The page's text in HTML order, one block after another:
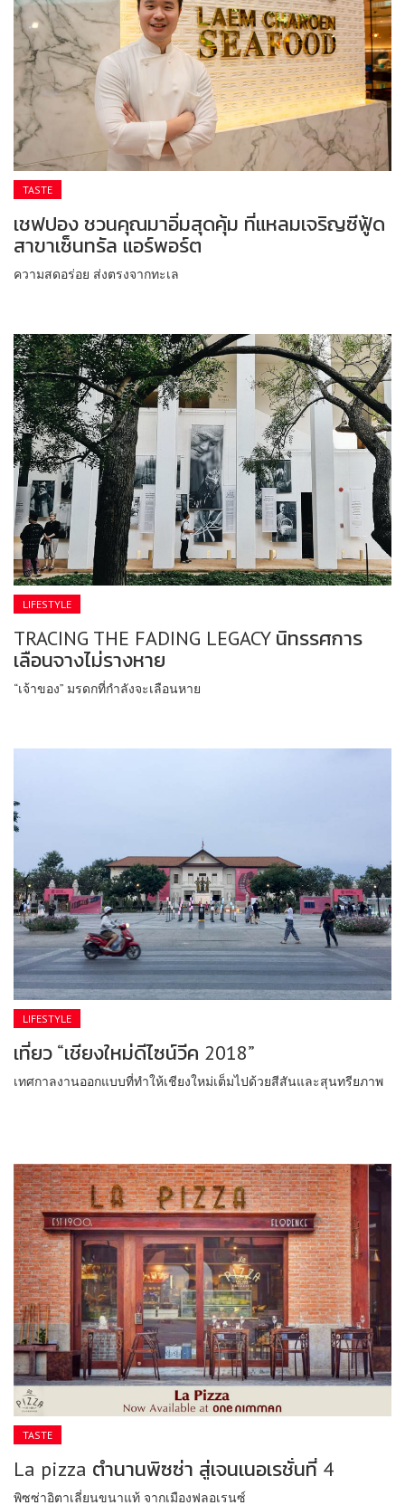
TASTE
เชฟปอง ชวนคุณมาอิ่มสุดคุ้ม ที่แหลมเจริญซีฟู้ด
สาขาเซ็นทรัล แอร์พอร์ต
ความสดอร่อย ส่งตรงจากทะเล
LIFESTYLE
TRACING THE FADING LEGACY นิทรรศการ
เลือนจางไม่รางหาย
“เจ้าของ” มรดกที่กำลังจะเลือนหาย
LIFESTYLE
เที่ยว “เชียงใหม่ดีไซน์วีค 2018”
เทศกาลงานออกแบบที่ทำให้เชียงใหม่เต็มไปด้วยสีสันและสุนทรียภาพ
TASTE
La pizza ตำนานพิซซ่า สู่เจนเนอเรชั่นที่ 4
พิซซ่าอิตาเลี่ยนขนาแท้ จากเมืองฟลอเรนซ์